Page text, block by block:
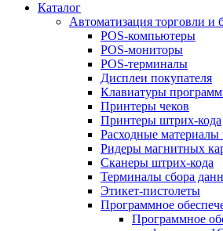
Каталог
Автоматизация торговли и
POS-компьютеры
POS-мониторы
POS-терминалы
Дисплеи покупателя
Клавиатуры
Принтеры чеков
Принтеры штрих-кода
Расходные
Ридеры магнитных
Сканеры штрих-кода
Терминалы сбора
Этикет-пистолеты
Программное
Программное